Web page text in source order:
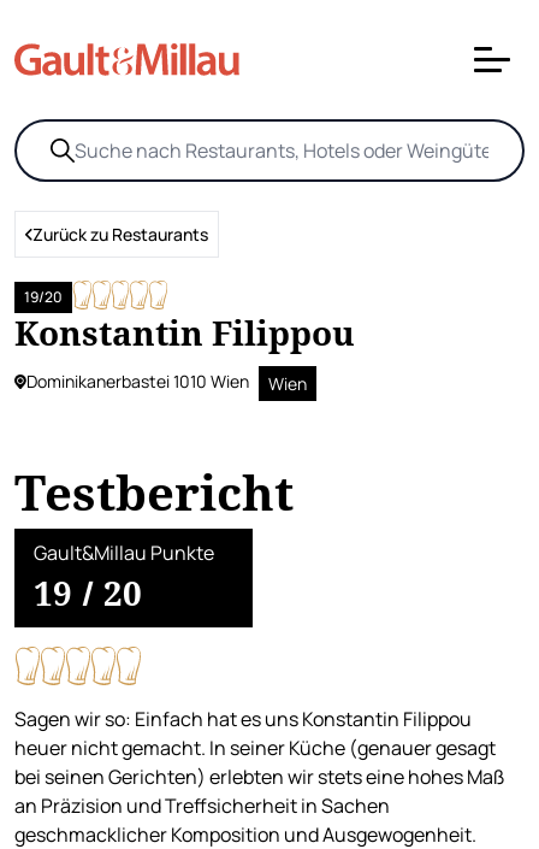
Zurück zu Restaurants
Konstantin Filippou
19/20
Dominikanerbastei 1010 Wien Wien
Testbericht
Gault&Millau Punkte
19 / 20
Sagen wir so: Einfach hat es uns Konstantin Filippou
heuer nicht gemacht. In seiner Küche (genauer gesagt
bei seinen Gerichten) erlebten wir stets eine hohes Maß
an Präzision und Treffsicherheit in Sachen
geschmacklicher Komposition und Ausgewogenheit.